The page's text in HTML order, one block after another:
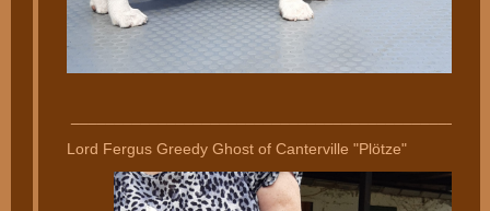
Lord Fergus Greedy Ghost of Canterville "Plötze"